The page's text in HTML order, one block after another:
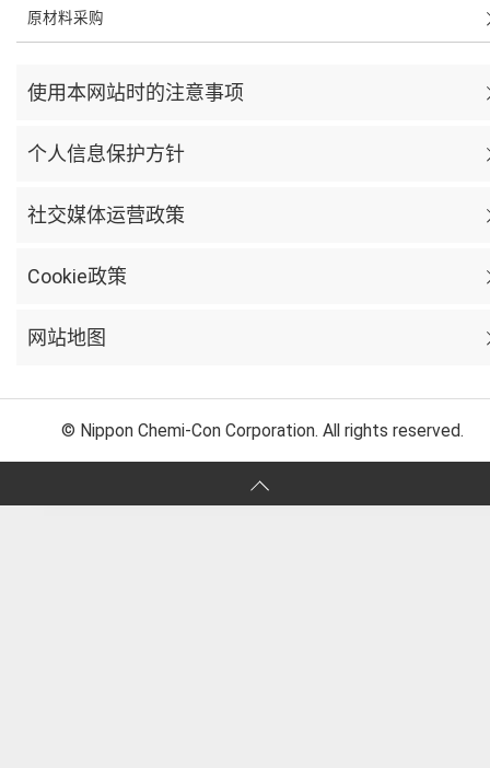
原材料采购
使用本网站时的注意事项
个人信息保护方针
社交媒体运营政策
Cookie政策
网站地图
© Nippon Chemi-Con Corporation. All rights reserved.